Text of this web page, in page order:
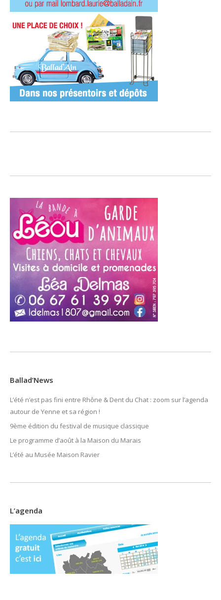
Ballad’News
L’été n’est pas fini entre Rhône & Dent du Chat : zoom sur l’agenda
autour de Yenne et sa région !
9ème édition du festival de musique classique
Le programme d’août à la Maison du Marais
L’été au Musée Maison Ravier
L’agenda